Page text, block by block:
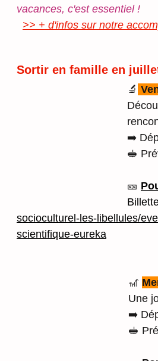
vacances, c'est essentiel !
>> + d'infos sur notre
Sortir en famille en
🔬
➡️
🥪
🎫
socioculturel-les-libellules/
scientifique-eureka
🎢
Une
➡️
🥪